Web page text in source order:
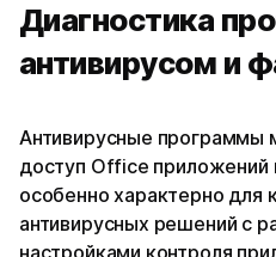
Диагностика
антивирусом и
Антивирусные программы
доступ Office приложений
особенно характерно для
антивирусных решений с